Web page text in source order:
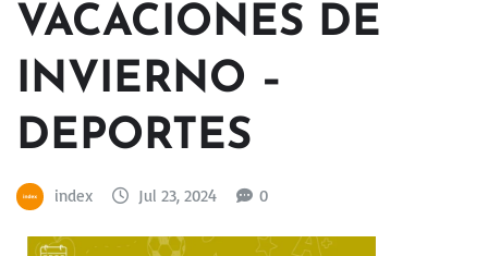
VACACIONES DE
INVIERNO –
DEPORTES
index Jul 23, 2024 0